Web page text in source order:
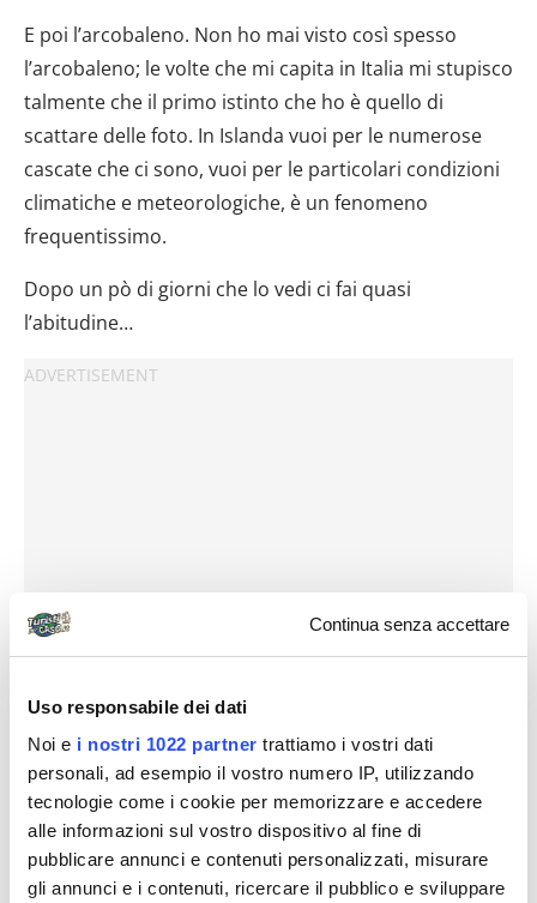
Continua senza accettare
Uso responsabile dei dati
Noi e i nostri 1022 partner trattiamo i vostri dati
personali, ad esempio il vostro numero IP, utilizzando
tecnologie come i cookie per memorizzare e accedere
alle informazioni sul vostro dispositivo al fine di
pubblicare annunci e contenuti personalizzati, misurare
gli annunci e i contenuti, ricercare il pubblico e sviluppare
E poi l’arcobaleno. Non ho mai visto così spesso
l’arcobaleno; le volte che mi capita in Italia mi stupisco
talmente che il primo istinto che ho è quello di
scattare delle foto. In Islanda vuoi per le numerose
cascate che ci sono, vuoi per le particolari condizioni
climatiche e meteorologiche, è un fenomeno
frequentissimo.
Dopo un pò di giorni che lo vedi ci fai quasi
l’abitudine…